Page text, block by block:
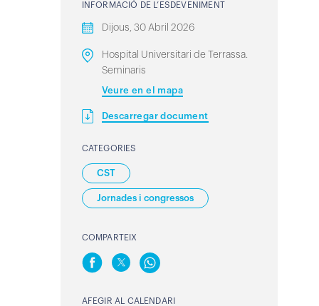
INFORMACIÓ DE L’ESDEVENIMENT
Dijous, 30 Abril 2026
Hospital Universitari de Terrassa.
Seminaris
Veure en el mapa
Descarregar document
CATEGORIES
CST
Jornades i congressos
COMPARTEIX
AFEGIR AL CALENDARI